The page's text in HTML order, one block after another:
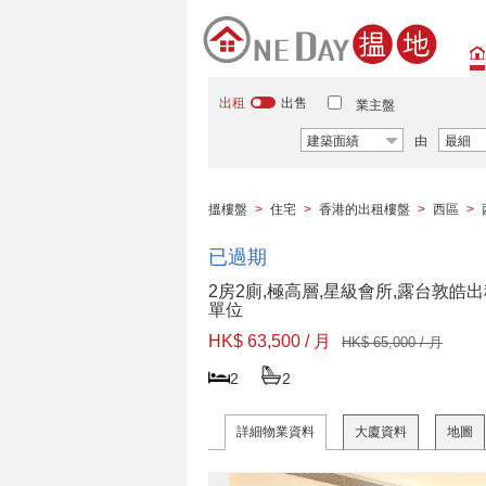
出租 出售 業主盤
建築面績 由 最細
搵樓盤 > 住宅 > 香港的出租樓盤 > 西區 >
已過期
2房2廁,極高層,星級會所,露台敦皓
單位
HK$ 63,500 / 月
HK$ 65,000 / 月
2 2
詳細物業資料 大廈資料 地圖